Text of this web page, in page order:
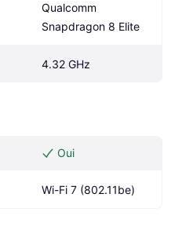
Qualcomm
Snapdragon 8 Elite
4.32 GHz
Oui
Wi-Fi 7 (802.11be)